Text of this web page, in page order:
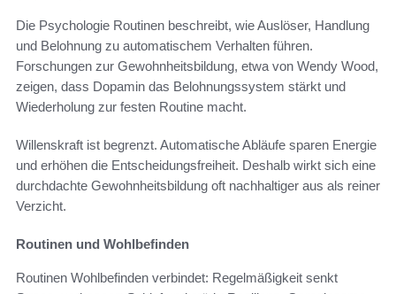
Die Psychologie Routinen beschreibt, wie Auslöser, Handlung
und Belohnung zu automatischem Verhalten führen.
Forschungen zur Gewohnheitsbildung, etwa von Wendy Wood,
zeigen, dass Dopamin das Belohnungssystem stärkt und
Wiederholung zur festen Routine macht.
Willenskraft ist begrenzt. Automatische Abläufe sparen Energie
und erhöhen die Entscheidungsfreiheit. Deshalb wirkt sich eine
durchdachte Gewohnheitsbildung oft nachhaltiger aus als reiner
Verzicht.
Routinen und Wohlbefinden
Routinen Wohlbefinden verbindet: Regelmäßigkeit senkt